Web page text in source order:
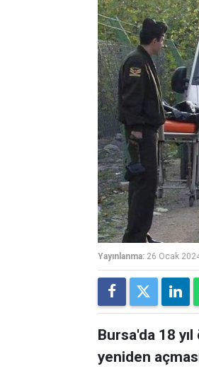
Yayınlanma: 26 Ocak
Bursa'da 18
yeniden